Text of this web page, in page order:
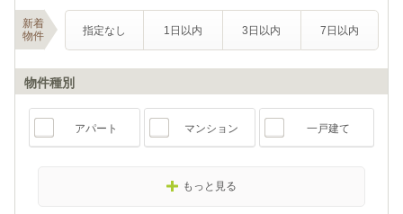
新着
物件
指定なし 1日以内 3日以内 7日以内
物件種別
アパート マンション 一戸建て
もっと見る